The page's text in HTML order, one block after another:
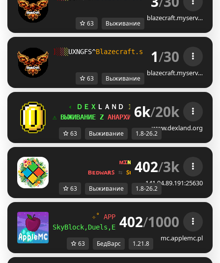
blazecraft.myserv…
63 Выживание
^ ░░░GDFLUZ\Blazecraft.si potrebuje
1/30
blazecraft.myserv…
63 Выживание
‹ ＤＥＸ ＬＡＮＤ 1.8-26.2 ✯✯✯✯✯
⚠ ВЫЖИВАНИЕ T АНАРХИЯ U BEDWARS B SKYWARS
6k/20k
www.dexland.org
63 Выживание 1.8-26.2
ᴍɪɴᴇ ʟᴀ ɴᴅ ɴᴇᴛᴡᴏʀᴋ ☀
ʙᴇᴅᴡᴀʀꜱ ⇆ ꜱᴜʀᴠɪᴠᴀʟ ꜱᴍᴘ ⇆ ꜱᴋʏʙʟᴏᴄᴋ
402/3k
141.94.89.191:25630
63 Выживание 1.8-26.2
✧˚ APPLEMC.PL - Gramy na 1.21.8
402/1000
mc.applemc.pl
63 БедВарс 1.21.8